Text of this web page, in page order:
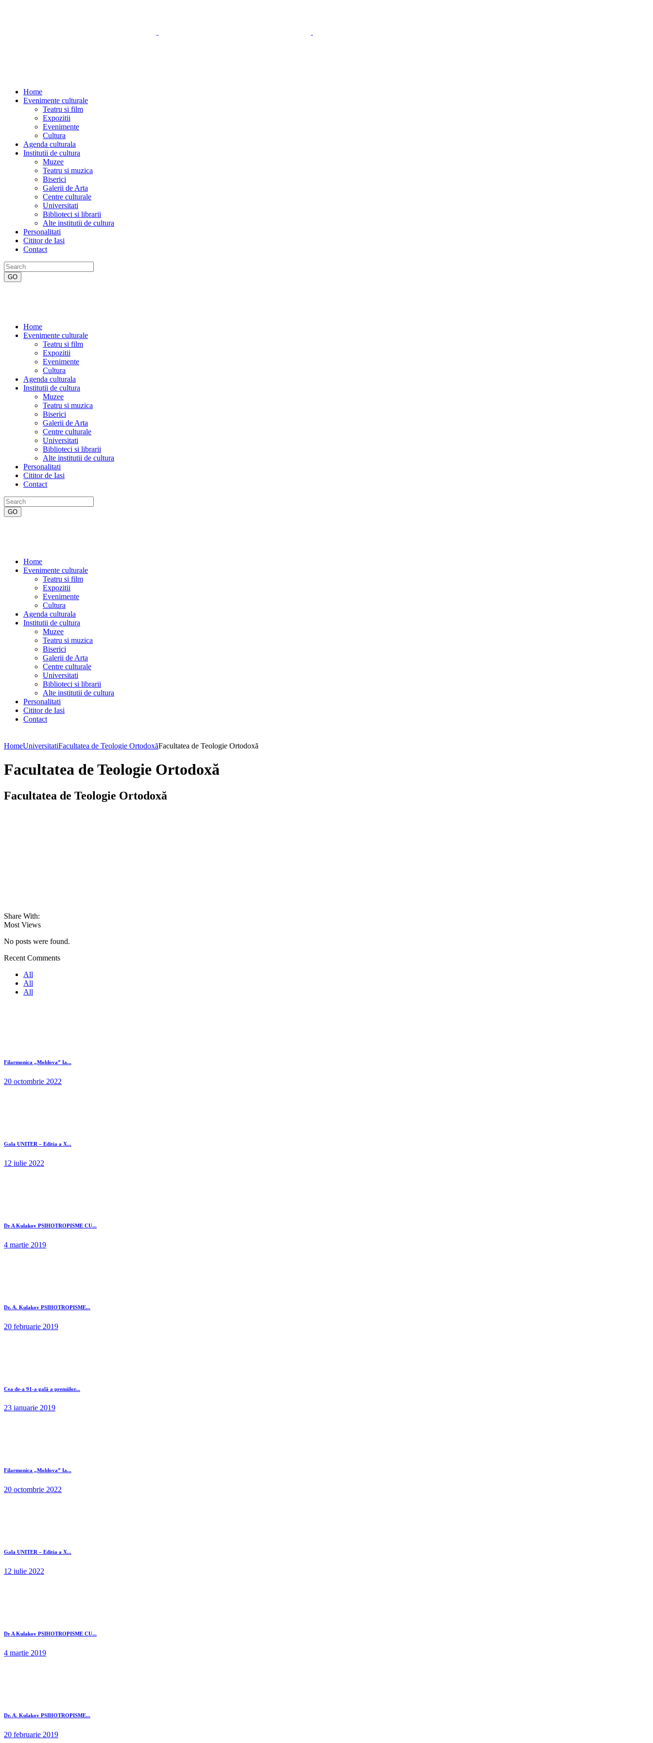
Home
Evenimente culturale
Teatru si film
Expozitii
Evenimente
Cultura
Agenda culturala
Institutii de cultura
Muzee
Teatru si muzica
Biserici
Galerii de Arta
Centre culturale
Universitati
Biblioteci si librarii
Alte institutii de cultura
Personalitati
Cititor de Iasi
Contact
Home
Evenimente culturale
Teatru si film
Expozitii
Evenimente
Cultura
Agenda culturala
Institutii de cultura
Muzee
Teatru si muzica
Biserici
Galerii de Arta
Centre culturale
Universitati
Biblioteci si librarii
Alte institutii de cultura
Personalitati
Cititor de Iasi
Contact
Home
Evenimente culturale
Teatru si film
Expozitii
Evenimente
Cultura
Agenda culturala
Institutii de cultura
Muzee
Teatru si muzica
Biserici
Galerii de Arta
Centre culturale
Universitati
Biblioteci si librarii
Alte institutii de cultura
Personalitati
Cititor de Iasi
Contact
HomeUniversitatiFacultatea de Teologie OrtodoxăFacultatea de Teologie Ortodoxă
Facultatea de Teologie Ortodoxă
Facultatea de Teologie Ortodoxă
Share With:
Most Views
No posts were found.
Recent Comments
All
All
All
Filarmonica „Moldova” Ia...
20 octombrie 2022
Gala UNITER – Editia a X...
12 iulie 2022
Dr A Kulakov PSIHOTROPISME CU...
4 martie 2019
Dr. A. Kulakov PSIHOTROPISME...
20 februarie 2019
Cea de-a 91-a gală a premiilor...
23 ianuarie 2019
Filarmonica „Moldova” Ia...
20 octombrie 2022
Gala UNITER – Editia a X...
12 iulie 2022
Dr A Kulakov PSIHOTROPISME CU...
4 martie 2019
Dr. A. Kulakov PSIHOTROPISME...
20 februarie 2019